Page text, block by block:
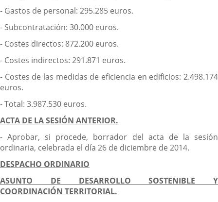
- Gastos de personal: 295.285 euros.
- Subcontratación: 30.000 euros.
- Costes directos: 872.200 euros.
- Costes indirectos: 291.871 euros.
- Costes de las medidas de eficiencia en edificios: 2.498.174
euros.
- Total: 3.987.530 euros.
ACTA DE LA SESIÓN ANTERIOR.
- Aprobar, si procede, borrador del acta de la sesión
ordinaria, celebrada el día 26 de diciembre de 2014.
DESPACHO ORDINARIO
ASUNTO DE DESARROLLO SOSTENIBLE Y
COORDINACIÓN TERRITORIAL.